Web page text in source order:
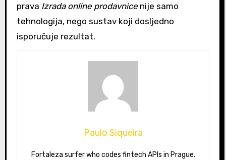
prava Izrada online prodavnicenije samo
tehnologija, nego sustav koji dosljedno
isporučuje rezultat.
Paulo Siqueira
Fortaleza surfer who codes fintech APIs in Prague.